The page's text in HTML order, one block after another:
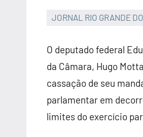
JORNAL RIO GRANDE
O deputado federal
da Câmara, Hugo
cassação de seu
parlamentar em
limites do exercício